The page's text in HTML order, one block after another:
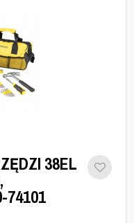
38EL
74101